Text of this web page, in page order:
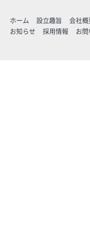
ホーム 設立趣旨 会社概
お知らせ
採用情報 お問